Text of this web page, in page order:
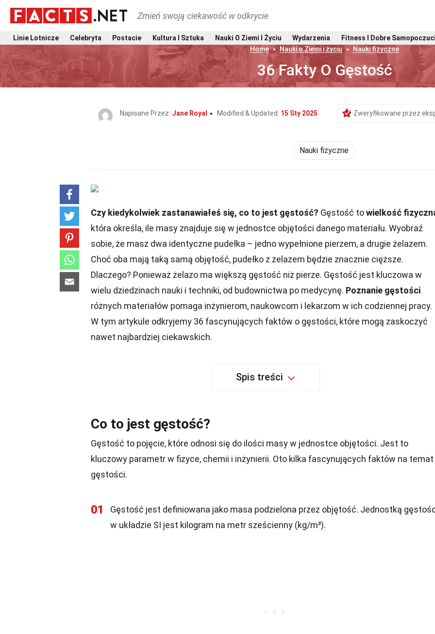
Zmień swoją ciekawość w odkrycie
Linie Lotnicze Celebryta Postacie Kultura I Sztuka Nauki O Ziemi I Życiu Wydarzenia
Fitness I Dobre
Home
Nauki o Ziemi i życiu Nauki fizyczne
36 Fakty O Gęstość
Napisane Przez: Jane Royal Modified & Updated: 15 Sty 2025 Zweryfikowane przez
Nauki fizyczne
Czy kiedykolwiek zastanawiałeś się, co to jest gęstość? Gęstość towielkość
która określa, ile masy znajduje się w jednostce objętości danego materiału. Wyobraź
sobie, że masz dwa identyczne pudełka – jedno wypełnione pierzem, a drugie żelazem.
Choć oba mają taką samą objętość, pudełko z żelazem będzie znacznie cięższe.
Dlaczego? Ponieważ żelazo ma większą gęstość niż pierze. Gęstość jest kluczowa w
wielu dziedzinach nauki i techniki, od budownictwa po medycynę. Poznanie gęstości
różnych materiałów pomaga inżynierom, naukowcom i lekarzom w ich codziennej pracy.
W tym artykule odkryjemy 36 fascynujących faktów o gęstości, które mogą zaskoczyć
nawet najbardziej ciekawskich.
Spis treści
Co to jest gęstość?
Gęstość to pojęcie, które odnosi się do ilości masy w jednostce objętości. Jest to
kluczowy parametr w fizyce, chemii i inżynierii. Oto kilka fascynujących faktów na temat
gęstości.
01
Gęstość jest definiowana jako masa podzielona przez objętość. Jednostką
w układzie SI jest kilogram na metr sześcienny (kg/m³).